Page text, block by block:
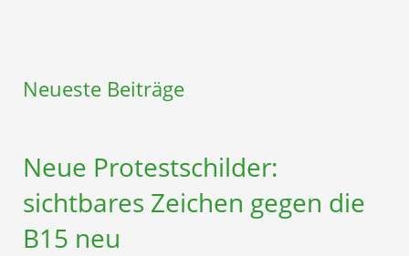
Neueste Beiträge
Neue Protestschilder:
sichtbares Zeichen gegen die
B15 neu